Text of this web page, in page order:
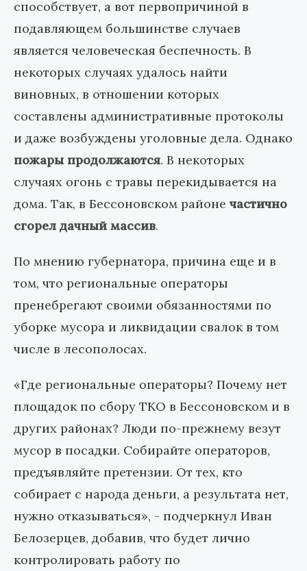
способствует, а вот первопричиной в
подавляющем большинстве случаев
является человеческая беспечность. В
некоторых случаях удалось найти
виновных, в отношении которых
составлены административные протоколы
и даже возбуждены уголовные дела. Однако
пожары продолжаются. В некоторых
случаях огонь с травы перекидывается на
дома. Так, в Бессоновском районе частично
сгорел дачный массив.
По мнению губернатора, причина еще и в
том, что региональные операторы
пренебрегают своими обязанностями по
уборке мусора и ликвидации свалок в том
числе в лесополосах.
«Где региональные операторы? Почему нет
площадок по сбору ТКО в Бессоновском и в
других районах? Люди по-прежнему везут
мусор в посадки. Собирайте операторов,
предъявляйте претензии. От тех, кто
собирает с народа деньги, а результата нет,
нужно отказываться», - подчеркнул Иван
Белозерцев, добавив, что будет лично
контролировать работу по